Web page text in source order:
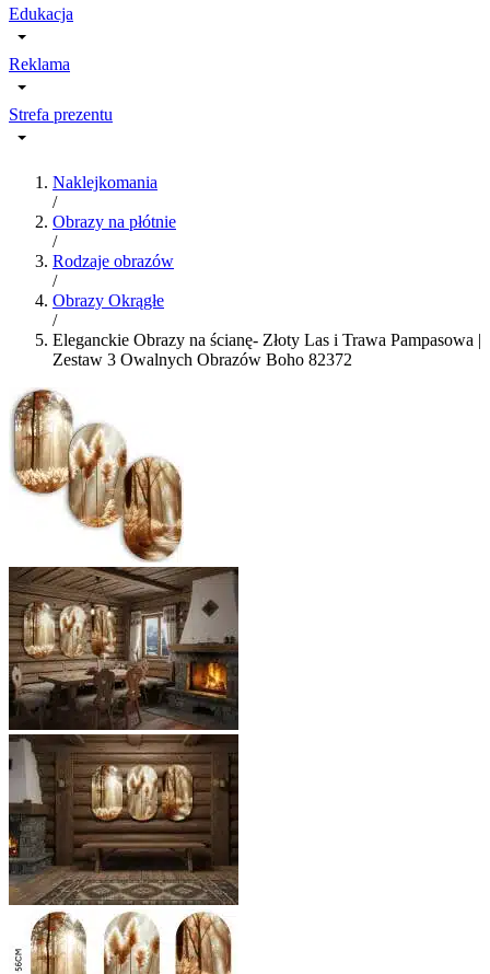
Edukacja
Reklama
Strefa prezentu
Naklejkomania
/
Obrazy na płótnie
/
Rodzaje obrazów
/
Obrazy Okrągłe
/
Eleganckie Obrazy na ścianę- Złoty Las i Trawa Pampasowa |
Zestaw 3 Owalnych Obrazów Boho 82372